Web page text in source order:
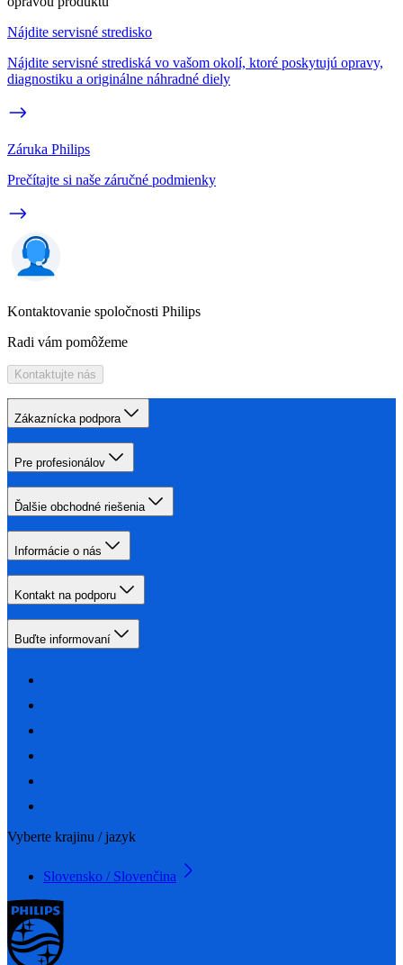
Nájdite servisné stredisko
Nájdite servisné strediská vo vašom okolí, ktoré poskytujú opravy,
diagnostiku a originálne náhradné diely
Záruka Philips
Prečítajte si naše záručné podmienky
Kontaktovanie spoločnosti Philips
Radi vám pomôžeme
Kontaktujte nás
Zákaznícka podpora
Pre profesionálov
Ďalšie obchodné riešenia
Informácie o nás
Kontakt na podporu
Buďte informovaní
Vyberte krajinu / jazyk
Slovensko / Slovenčina